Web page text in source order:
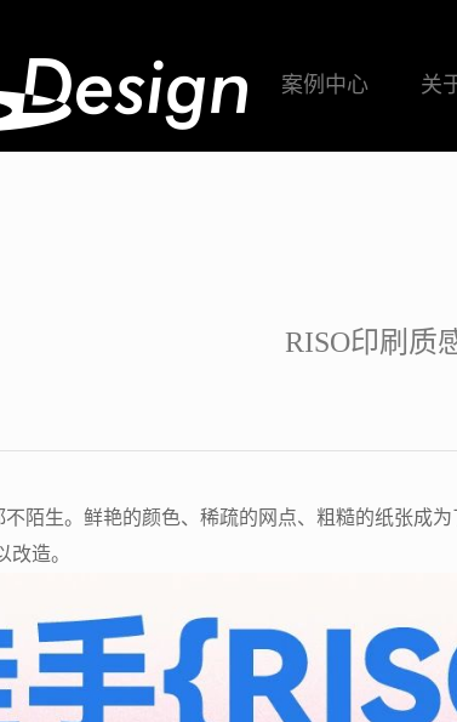
案例中心 关
RISO印刷质
不陌生。鲜艳的颜色、稀疏的网点、粗糙的纸张成
改造。